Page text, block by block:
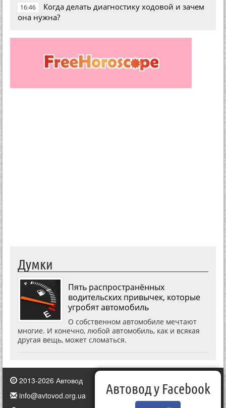
16:46
Когда делать диагностику ходовой и зачем
она нужна?
Думки
Пять распространённых
водительских привычек, которые
угробят автомобиль
О собственном автомобиле мечтают
многие. И конечно, любой автомобиль, как и всякая
другая вещь, может сломаться.
2013-2026 Автовод
info@avtovod.org.ua
Автовод у Facebook